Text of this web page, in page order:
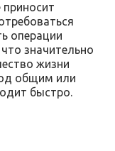
операции
значительно
жизни
общим или
быстро.